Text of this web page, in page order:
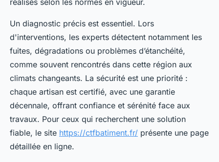
réalisés selon les normes en vigueur.
Un diagnostic précis est essentiel. Lors
d'interventions, les experts détectent notamment les
fuites, dégradations ou problèmes d’étanchéité,
comme souvent rencontrés dans cette région aux
climats changeants. La sécurité est une priorité :
chaque artisan est certifié, avec une garantie
décennale, offrant confiance et sérénité face aux
travaux. Pour ceux qui recherchent une solution
fiable, le site https://ctfbatiment.fr/ présente une page
détaillée en ligne.